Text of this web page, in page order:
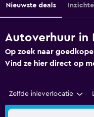
Nieuwste deals
Autoverhuur in
Op zoek naar
Vind ze hier direct op
Zelfde inleverlocatie